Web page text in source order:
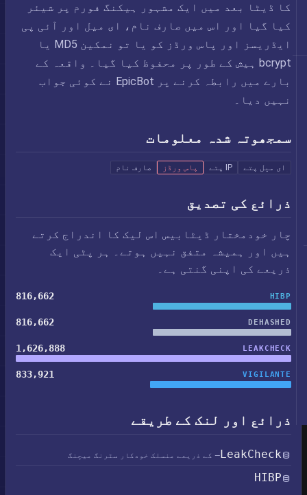
کا ڈیٹا بعد میں ایک مشہور ہیکنگ فورم پر شیئر
کیا گیا اور اس میں صارف نام، ای میل اور آئی پی
ایڈریسز اور پاس ورڈز کو یا تو نمکین MD5 یا
bcrypt ہیش کے طور پر محفوظ کیا گیا۔ واقعہ کے
بارے میں رابطہ کرنے پر EpicBot نے کوئی جواب
نہیں دیا۔
سمجھوتہ شدہ معلومات
ای میل پتے پاس ورڈز صارف نام
ذرائع کی تصدیق
چار خودمختار ڈیٹابیس اس لیک کا اندراج کرتے
ہیں اور ہمیشہ متفق نہیں ہوتے۔ ہر پٹی ایک
ذریعے کی اپنی گنتی ہے۔
HIBP
816,662
DEHASHED
816,662
LEAKCHECK
1,626,888
VIGILANTE
833,921
ذرائع اور لنک کے طریقے
LeakCheck— کے ذریعے منسلک خودکار سٹرنگ میچنگ
HIBP